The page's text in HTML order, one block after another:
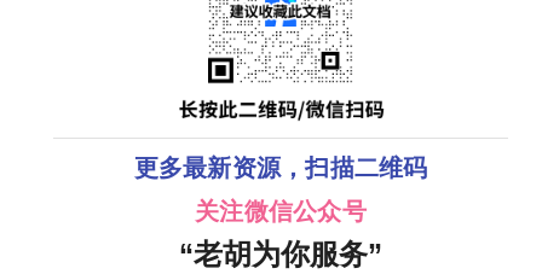
更多最新资源，扫描二维码
关注微信公众号
“老胡为你服务”